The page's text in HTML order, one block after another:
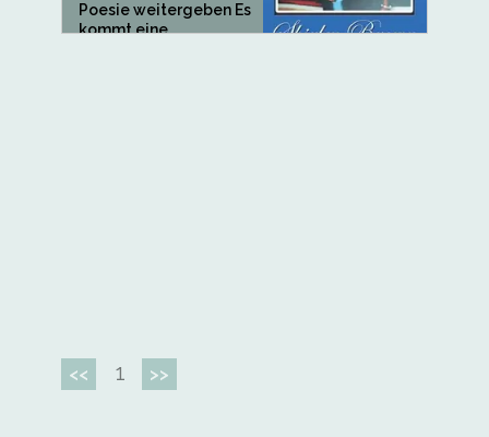
Poesie weitergeben Es
kommt eine...
<< 1 >>